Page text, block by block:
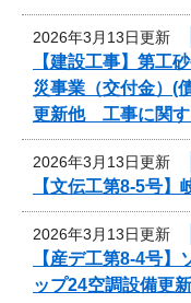
2026年3月13日更新
【建設工事】第工
災事業（交付金）(
更新他 工事に関す
2026年3月13日更新
【文伝工第8-5号
2026年3月13日更新
【産デ工第8-4号
ップ24空調設備更